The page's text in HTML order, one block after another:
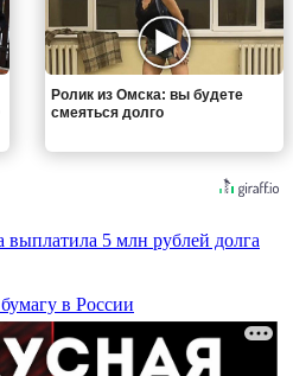
Ролик из Омска: вы будете
смеяться долго
выплатила 5 млн рублей долга
в России